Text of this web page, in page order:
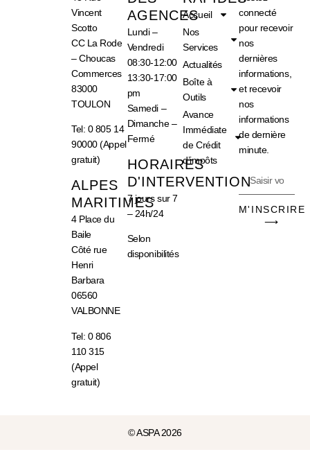
Vincent
Scotto
CC La Rode
– Choucas
Commerces
83000
TOULON
Tel: 0 805 14
90000 (Appel
gratuit)
ALPES
MARITIMES
4 Place du
Baile
Côté rue
Henri
Barbara
06560
VALBONNE
Tel: 0 806
110 315
(Appel
gratuit)
AGENCES
Lundi –
Vendredi
08:30-12:00
13:30-17:00
pm
Samedi –
Dimanche –
Fermé
HORAIRES
D'INTERVENTION
7 jours sur 7
– 24h/24
Selon
disponibilités
Accueil
Nos
Services
Actualités
Boîte à
Outils
Avance
Immédiate
de Crédit
d’impôts
connecté
pour recevoir
nos
dernières
informations,
et recevoir
nos
informations
de dernière
minute.
M'INSCRIRE
⟶
© ASPA 2026